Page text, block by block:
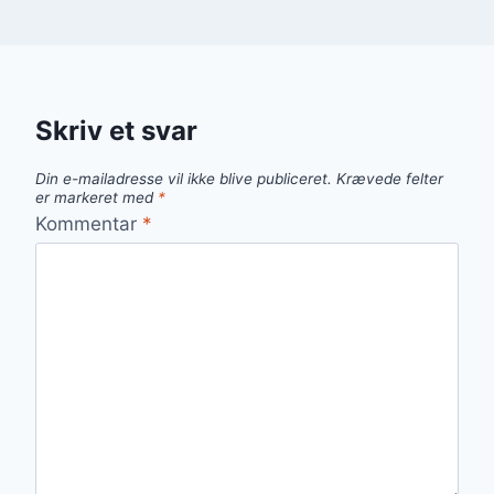
Skriv et svar
Din e-mailadresse vil ikke blive publiceret. Krævede felter
er markeret med *
Kommentar *